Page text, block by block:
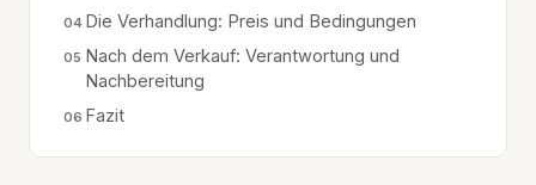
Die Verhandlung: Preis und Bedingungen
Nach dem Verkauf: Verantwortung und
Nachbereitung
Fazit